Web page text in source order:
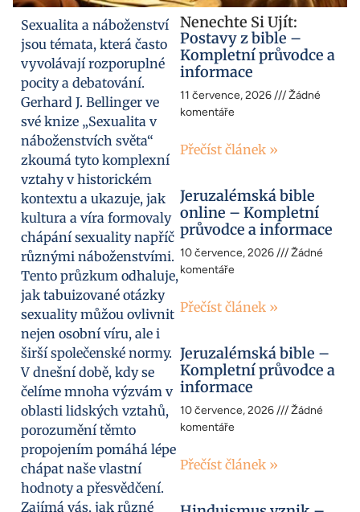
Sexualita a náboženství
jsou témata, která často
vyvolávají rozporuplné
pocity a debatování.
Gerhard J. Bellinger ve
své knize „Sexualita v
náboženstvích světa“
zkoumá tyto komplexní
vztahy v historickém
kontextu a ukazuje, jak
kultura a víra formovaly
chápání sexuality napříč
různými náboženstvími.
Tento průzkum odhaluje,
jak tabuizované otázky
sexuality můžou ovlivnit
nejen osobní víru, ale i
širší společenské normy.
V dnešní době, kdy se
čelíme mnoha výzvám v
oblasti lidských vztahů,
porozumění těmto
propojením pomáhá lépe
chápat naše vlastní
hodnoty a přesvědčení.
Zajímá vás, jak různé
Nenechte Si Ujít:
Postavy z bible –
Kompletní průvodce a
informace
11 července, 2026
Žádné
komentáře
Přečíst článek »
Jeruzalémská bible
online – Kompletní
průvodce a informace
10 července, 2026
Žádné
komentáře
Přečíst článek »
Jeruzalémská bible –
Kompletní průvodce a
informace
10 července, 2026
Žádné
komentáře
Přečíst článek »